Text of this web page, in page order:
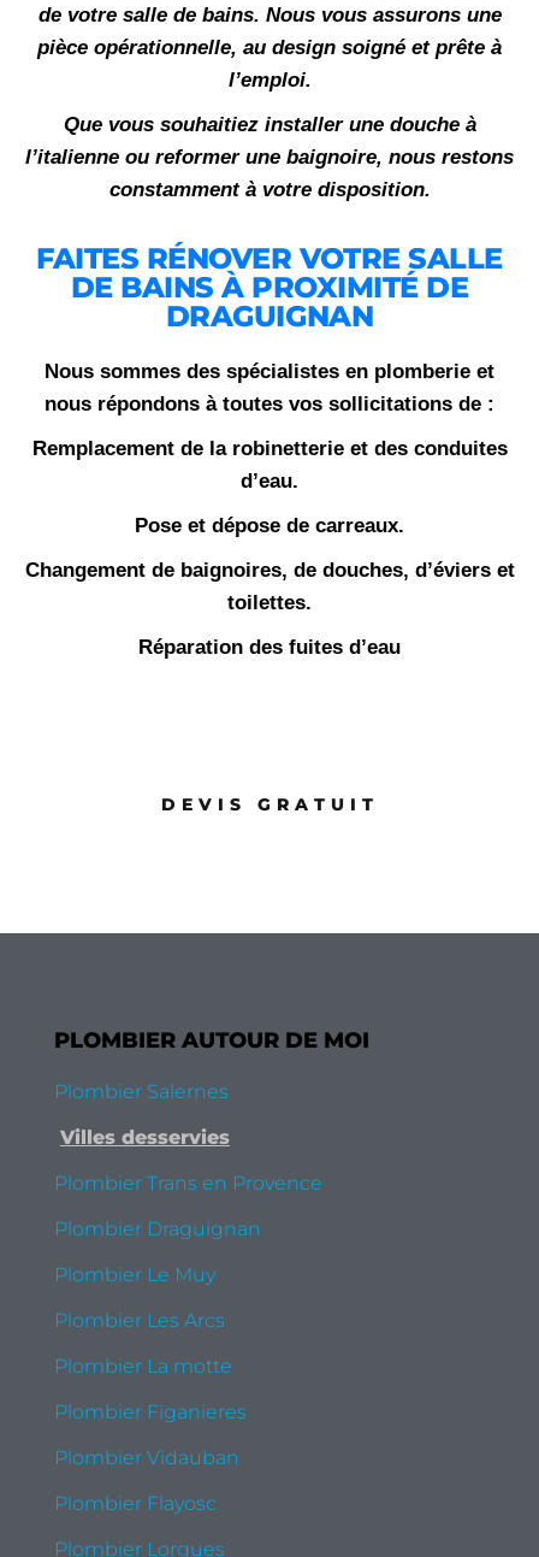
de votre salle de bains. Nous vous assurons une
pièce opérationnelle, au design soigné et prête à
l’emploi.
Que vous souhaitiez installer une douche à
l’italienne ou reformer une baignoire, nous restons
constamment à votre disposition.
FAITES RÉNOVER VOTRE SALLE
DE BAINS À PROXIMITÉ DE
DRAGUIGNAN
Nous sommes des spécialistes en plomberie et
nous répondons à toutes vos sollicitations de :
Remplacement de la robinetterie et des conduites
d’eau.
Pose et dépose de carreaux.
Changement de baignoires, de douches, d’éviers et
toilettes.
Réparation des fuites d’eau
DEVIS GRATUIT
PLOMBIER AUTOUR DE MOI
Plombier Salernes
Villes desservies
Plombier Trans en Provence
Plombier Draguignan
Plombier Le Muy
Plombier Les Arcs
Plombier La motte
Plombier Figanieres
Plombier Vidauban
Plombier Flayosc
Plombier Lorgues